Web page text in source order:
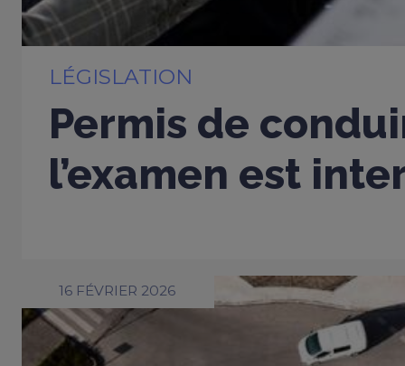
LÉGISLATION
Permis de
l’examen est
16 FÉVRIER 2026